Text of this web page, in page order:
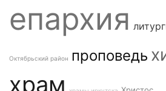
епархия
Октябрьский район проповедь
храм